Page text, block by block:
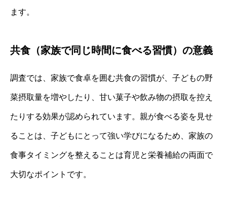
ます。
共食（家族で同じ時間に食べる習慣）の意義
調査では、家族で食卓を囲む共食の習慣が、子どもの野
菜摂取量を増やしたり、甘い菓子や飲み物の摂取を控え
たりする効果が認められています。親が食べる姿を見せ
ることは、子どもにとって強い学びになるため、家族の
食事タイミングを整えることは育児と栄養補給の両面で
大切なポイントです。